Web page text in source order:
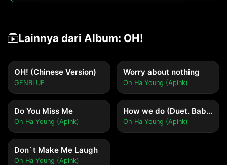
Lainnya dari Album: OH!
OH! (Chinese Version)
GENBLUE
Worry about nothing
Oh Ha Young (Apink)
Do You Miss Me
Oh Ha Young (Apink)
How we do (Duet. Babylon)
Oh Ha Young (Apink)
Don`t Make Me Laugh
Oh Ha Young (Apink)